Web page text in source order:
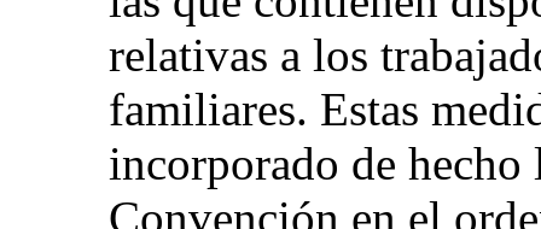
relativas a los
familiares. Estas
incorporado de hecho
Convención en el